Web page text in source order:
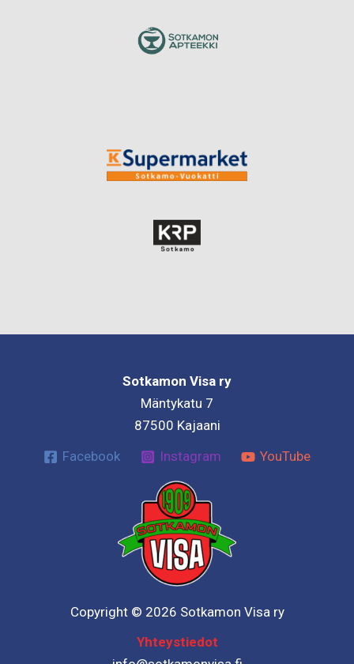
Sotkamon Visa ry
Mäntykatu 7
87500 Kajaani
Facebook
Instagram YouTube
Copyright © 2026 Sotkamon Visa ry
Yhteystiedot